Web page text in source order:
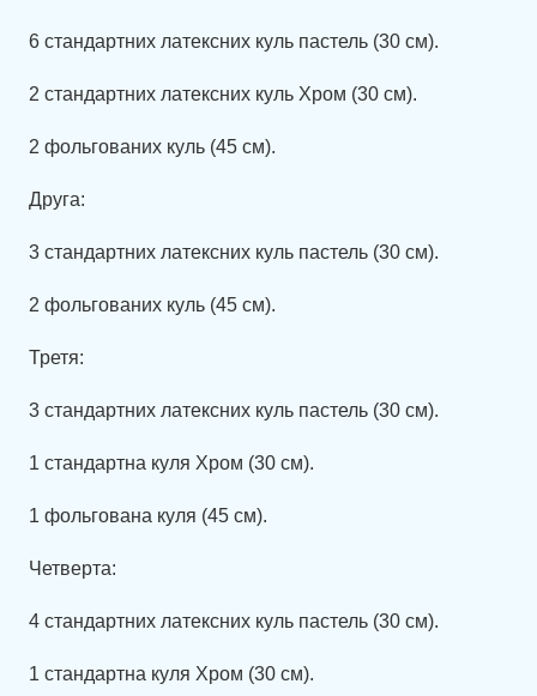
6 стандартних латексних куль пастель (30 см).
2 стандартних латексних куль Хром (30 см).
2 фольгованих куль (45 см).
Друга:
3 стандартних латексних куль пастель (30 см).
2 фольгованих куль (45 см).
Третя:
3 стандартних латексних куль пастель (30 см).
1 стандартна куля Хром (30 см).
1 фольгована куля (45 см).
Четверта:
4 стандартних латексних куль пастель (30 см).
1 стандартна куля Хром (30 см).